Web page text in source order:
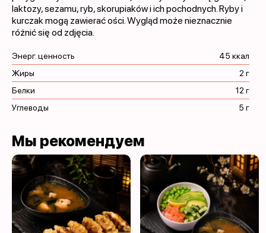
laktozy, sezamu, ryb, skorupiaków i ich pochodnych. Ryby i
kurczak mogą zawierać ości. Wygląd może nieznacznie
różnić się od zdjęcia.
Энерг. ценность
45 ккал
Жиры
2 г
Белки
12 г
Углеводы
5 г
Мы рекомендуем